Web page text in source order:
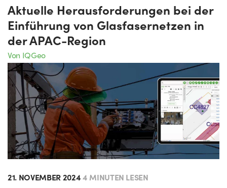
Aktuelle Herausforderungen bei der
Einführung von Glasfasernetzen in
der APAC-Region
Von IQGeo
21. NOVEMBER 20244 MINUTEN LESEN